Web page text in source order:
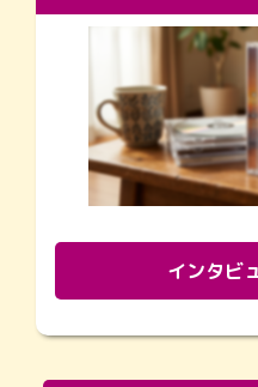
インタビ